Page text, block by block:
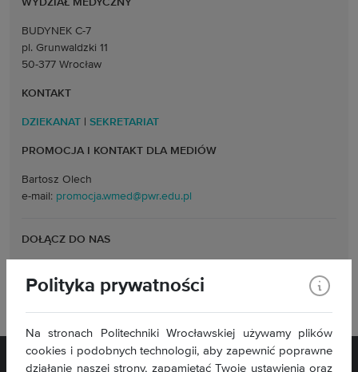
BUDYNEK C-7
pl. Grunwaldzki 11
50-377 Wrocław
KONTAKT
DZIEKANAT | SEKRETARIAT
PROMOCJA I KONTAKT DLA MEDIÓW
Bartosz Olech
e-mail: promocja.wmed@pwr.edu.pl
DOŁĄCZ DO NAS
Polityka prywatności
Na stronach Politechniki Wrocławskiej używamy plików
cookies i podobnych technologii, aby zapewnić poprawne
działanie naszej strony, zapamiętać Twoje ustawienia oraz